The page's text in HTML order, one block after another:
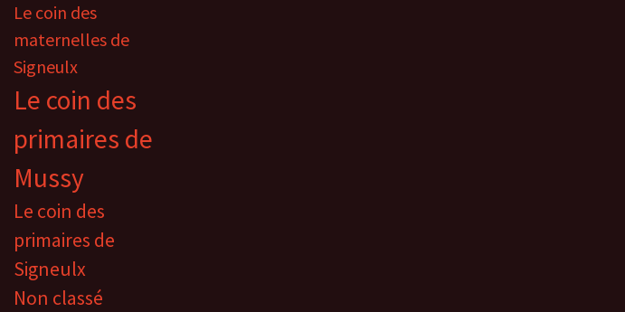
Le coin des
maternelles de
Signeulx
Le coin des
primaires de
Mussy
Le coin des
primaires de
Signeulx
Non classé